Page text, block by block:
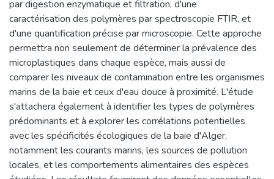
par digestion enzymatique et filtration, d'une
caractérisation des polymères par spectroscopie FTIR, et
d'une quantification précise par microscopie. Cette approche
permettra non seulement de déterminer la prévalence des
microplastiques dans chaque espèce, mais aussi de
comparer les niveaux de contamination entre les organismes
marins de la baie et ceux d'eau douce à proximité. L'étude
s'attachera également à identifier les types de polymères
prédominants et à explorer les corrélations potentielles
avec les spécificités écologiques de la baie d'Alger,
notamment les courants marins, les sources de pollution
locales, et les comportements alimentaires des espèces